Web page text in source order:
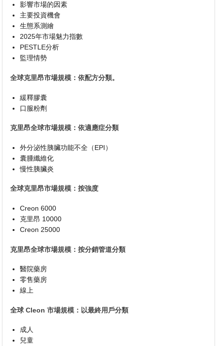
影響市場的因素
主要投資機會
生態系測繪
2025年市場魅力指數
PESTLE分析
監理情勢
全球克里昂市場規模：依配方分類。
緩釋膠囊
口服粉劑
克里昂全球市場規模：依適應症分類
外分泌性胰臟功能不全（EPI）
囊腫纖維化
慢性胰臟炎
全球克里昂市場規模：按強度
Creon 6000
克里昂 10000
Creon 25000
克里昂全球市場規模：按分銷管道分類
醫院藥房
零售藥房
線上
全球 Cleon 市場規模：以最終用戶分類
成人
兒童